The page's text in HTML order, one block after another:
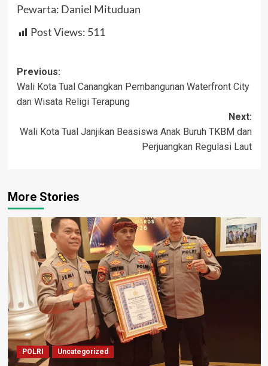
Pewarta: Daniel Mituduan
Post Views: 511
Post
navigation
Previous:
Wali Kota Tual Canangkan Pembangunan Waterfront City
dan Wisata Religi Terapung
Next:
Wali Kota Tual Janjikan Beasiswa Anak Buruh TKBM dan
Perjuangkan Regulasi Laut
More Stories
POLRI Uncategorized